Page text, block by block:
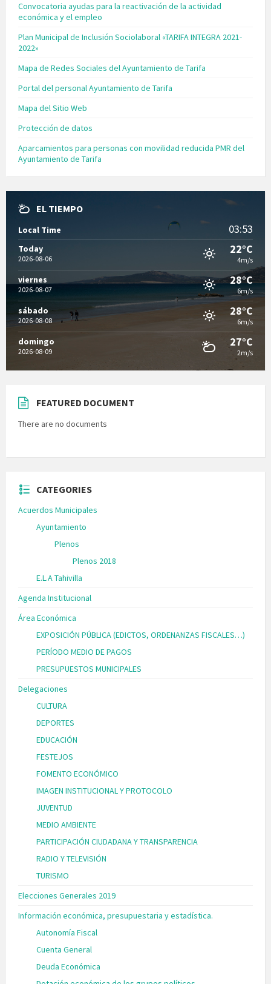
Convocatoria ayudas para la reactivación de la actividad
económica y el empleo
Plan Municipal de Inclusión Sociolaboral «TARIFA INTEGRA 2021-
2022»
Mapa de Redes Sociales del Ayuntamiento de Tarifa
Portal del personal Ayuntamiento de Tarifa
Mapa del Sitio Web
Protección de datos
Aparcamientos para personas con movilidad reducida PMR del
Ayuntamiento de Tarifa
EL TIEMPO
Local Time 03:53
Today
2026-08-06
22°C
4m/s
viernes
2026-08-07
28°C
6m/s
sábado
2026-08-08
28°C
6m/s
domingo
2026-08-09
27°C
2m/s
FEATURED DOCUMENT
There are no documents
CATEGORIES
Acuerdos Municipales
Ayuntamiento
Plenos
Plenos 2018
E.L.A Tahivilla
Agenda Institucional
Área Económica
EXPOSICIÓN PÚBLICA (EDICTOS, ORDENANZAS FISCALES…)
PERÍODO MEDIO DE PAGOS
PRESUPUESTOS MUNICIPALES
Delegaciones
CULTURA
DEPORTES
EDUCACIÓN
FESTEJOS
FOMENTO ECONÓMICO
IMAGEN INSTITUCIONAL Y PROTOCOLO
JUVENTUD
MEDIO AMBIENTE
PARTICIPACIÓN CIUDADANA Y TRANSPARENCIA
RADIO Y TELEVISIÓN
TURISMO
Elecciones Generales 2019
Información económica, presupuestaria y estadística.
Autonomía Fiscal
Cuenta General
Deuda Económica